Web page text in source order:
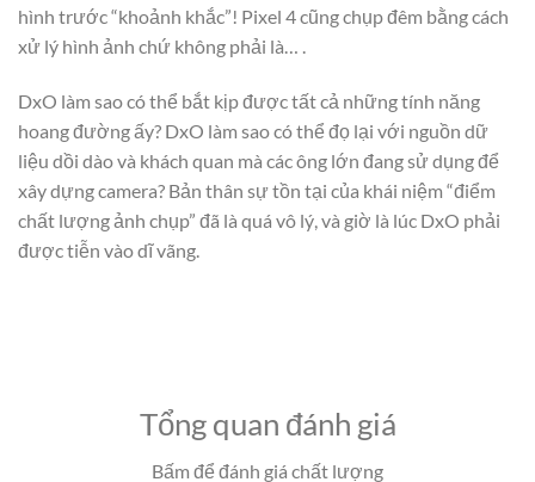
hình trước “khoảnh khắc”! Pixel 4 cũng chụp đêm bằng cách
xử lý hình ảnh chứ không phải là… .
DxO làm sao có thể bắt kịp được tất cả những tính năng
hoang đường ấy? DxO làm sao có thể đọ lại với nguồn dữ
liệu dồi dào và khách quan mà các ông lớn đang sử dụng để
xây dựng camera? Bản thân sự tồn tại của khái niệm “điểm
chất lượng ảnh chụp” đã là quá vô lý, và giờ là lúc DxO phải
được tiễn vào dĩ vãng.
Tổng quan đánh giá
Bấm để đánh giá chất lượng